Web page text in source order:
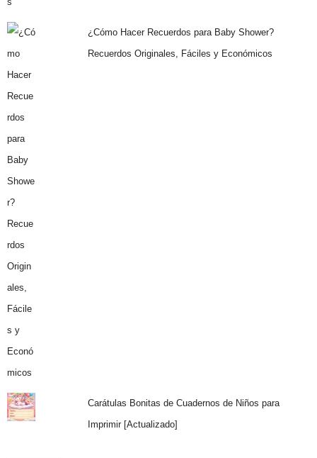
¿Cómo Hacer Recuerdos para Baby Shower?
Recuerdos Originales, Fáciles y Económicos
Carátulas Bonitas de Cuadernos de Niños para
Imprimir [Actualizado]